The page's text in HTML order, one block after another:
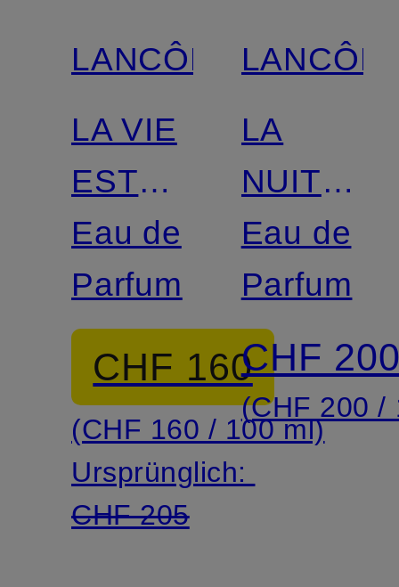
LANCÔME
LA VIE
EST
BELLE
ABSOLU
Eau de
Parfum
CHF 160
(CHF 160 / 100 ml)
Ursprünglich:
CHF 205
LA
NUIT
TRÉSOR
LE
PARFUM
Eau de
Parfum
CHF
(CHF 200 /